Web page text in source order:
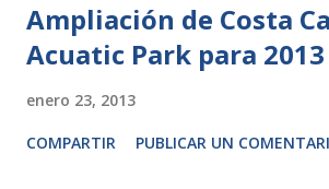
Ampliación de Costa
Acuatic Park para 2013
enero 23, 2013
COMPARTIR PUBLICAR UN